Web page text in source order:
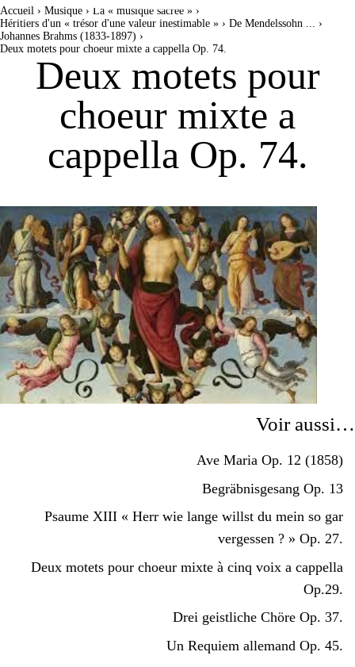
au
contenu.
|
Aller
à
personnels
Accueil › Musique › La « musique sacrée » ›
Héritiers d'un « trésor d'une valeur inestimable » › De Mendelssohn ...
›
Johannes Brahms (1833-1897) ›
Deux motets pour choeur mixte a cappella Op. 74.
Deux motets pour
choeur mixte a
cappella Op. 74.
Voir aussi…
Ave Maria Op. 12 (1858)
Begräbnisgesang Op. 13
Psaume XIII « Herr wie lange willst du mein so gar
vergessen ? » Op. 27.
Deux motets pour choeur mixte à cinq voix a cappella
Op.29.
Drei geistliche Chöre Op. 37.
Un Requiem allemand Op. 45.